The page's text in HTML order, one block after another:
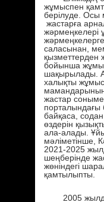
жұмыспен
берілуде. Осы
жастарға
саласынан,
қызметтерден
бойынша
шақырылады.
халықты
жастар
байқаса, содан
өздерін
ала-алады.
мәліметінше,
2021-2025
шеңберінде
жөніндегі
қамтылыпты.
2005